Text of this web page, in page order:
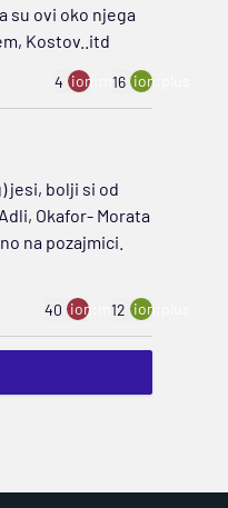
su ovi oko njega
Kostov..itd
4 ion:minus
16 ion:plus
jesi, bolji si od
Okafor- Morata
na pozajmici.
40 ion:minus
12 ion:plus